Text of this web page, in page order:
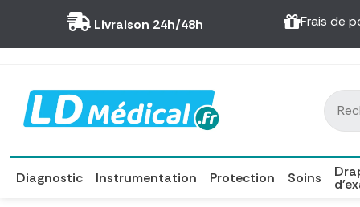
Livraison 24h/48h Frais de
Diagnostic Instrumentation Protection Soins
Panneau de gestion des cookies